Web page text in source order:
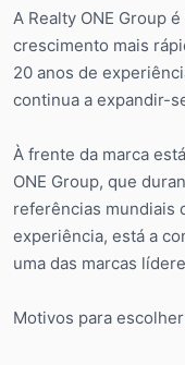
A Realty ONE Group
crescimento mais
20 anos de
continua a expandir-
À frente da marca
ONE Group, que
referências mundiais
experiência, está a
uma das marcas
Motivos para escolher